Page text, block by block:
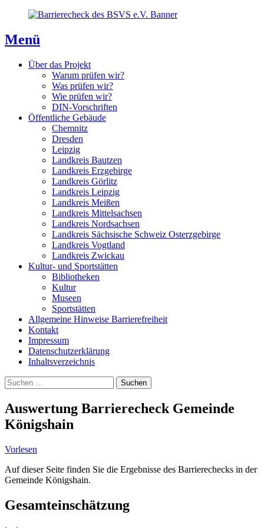
Inhaltsverzeichnis
Kontaktseite
Inhalt
Menü
Über das Projekt
Warum prüfen wir?
Was prüfen wir?
Wie prüfen wir?
DIN-Vorschriften
Öffentliche Gebäude
Chemnitz
Dresden
Leipzig
Landkreis Bautzen
Landkreis Erzgebirge
Landkreis Görlitz
Landkreis Leipzig
Landkreis Meißen
Landkreis Mittelsachsen
Landkreis Nordsachsen
Landkreis Sächsische Schweiz Osterzgebirge
Landkreis Vogtland
Landkreis Zwickau
Kultur- und Sportstätten
Bibliotheken
Kultur
Museen
Sportstätten
Allgemeine Hinweise Barrierefreiheit
Kontakt
Impressum
Datenschutzerklärung
Inhaltsverzeichnis
Suche
Suchen
nach:
Auswertung Barrierecheck Gemeinde
Königshain
Vorlesen
Auf dieser Seite finden Sie die Ergebnisse des Barrierechecks in der
Gemeinde Königshain.
Gesamteinschätzung